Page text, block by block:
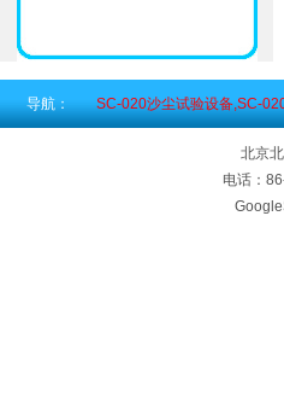
导航： SC-020沙尘试验设备,SC-
北京
电话：